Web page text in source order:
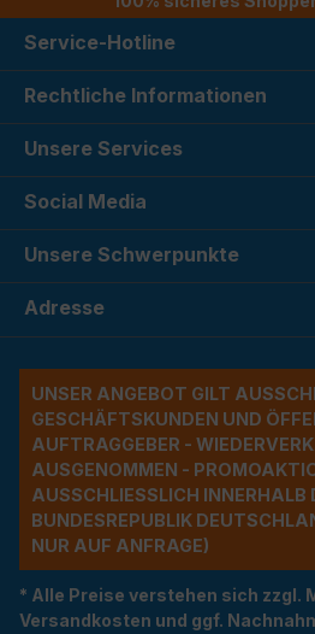
Service-Hotline
Rechtliche Informationen
Unsere Services
Social Media
Unsere Schwerpunkte
Adresse
UNSER ANGEBOT GILT
ESCHÄFTSKUNDEN UND
UFTRAGGEBER -
USGENOMMEN -
USSCHLIESSLICH INNERHALB
NDESREPUBLIK DEUTSCHLAND
R AUF ANFRAGE)
* Alle Preise verstehen sich zzgl.
Versandkosten und ggf.